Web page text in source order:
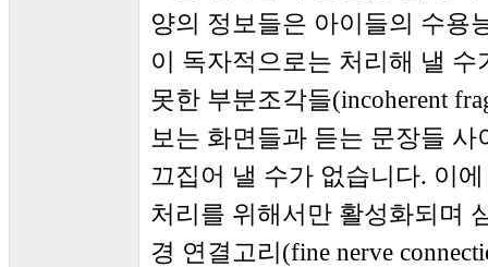
양의 정보들은 아이들의 수용
이 독자적으로는 처리해 낼
못한 부분조각들(incoherent
보는 화면들과 듣는 문장들
끄집어 낼 수가 없습니다. 이
처리를 위해서만 활성화되며
경 연결고리(fine nerve